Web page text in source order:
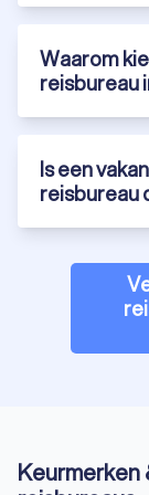
Waarom
reisbureau
Is een
reisbureau
Keurmerken